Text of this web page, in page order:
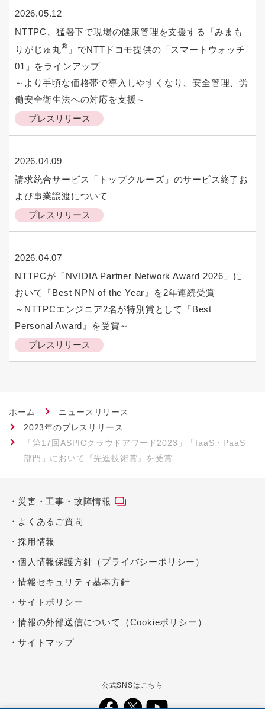
2026.05.12
プレスリリース
NTTPC、猛暑下で現場の健康管理を支援する「みまも
りがじゅ丸® 」でNTTドコモ提供の「スマートウォッチ
01」をラインアップ
～より手頃な価格帯で導入しやすくなり、安全管理、労
働安全衛生法への対応を支援～
2026.04.09
プレスリリース
請求統合サービス「トップクルーズ」のサービス終了お
よび事業譲渡について
2026.04.07
プレスリリース
NTTPCが「NVIDIA Partner Network Award 2026」に
おいて『Best NPN of the Year』を2年連続受賞
～NTTPCエンジニア2名が特別賞として『Best
Personal Award』を受賞～
ホーム
ニュースリリース
2023年のプレスリリース
「第17回ASPICクラウドアワード2023」「IaaS・PaaS
部門」において『先進技術賞』を受賞
災害・工事・故障情報
よくあるご質問
採用情報
個人情報保護方針（プライバシーポリシー）
情報セキュリティ基本方針
サイトポリシー
情報の外部送信について（Cookieポリシー）
サイトマップ
公式SNSはこちら